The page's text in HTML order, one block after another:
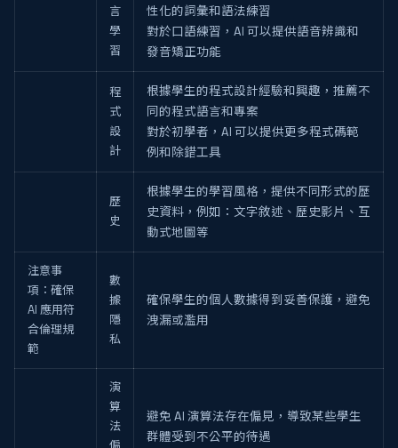
言
學
習
性化的詞彙和語法練習
對於口語練習，AI 可以提供語音辨識和
發音矯正功能
程
式
設
計
根據學生的程式設計經驗和興趣，推薦不
同的程式語言和專案
對於初學者，AI 可以提供更多程式碼範
例和除錯工具
歷
史
根據學生的學習風格，提供不同形式的歷
史資料，例如：文字敘述、歷史影片、互
動式地圖等
注意事
項：確保
AI 應用符
合倫理規
範
數
據
隱
私
確保學生的個人數據得到妥善保護，避免
洩漏或濫用
演
算
法
避免 AI 演算法存在偏見，導致某些學生
群體受到不公平的待遇